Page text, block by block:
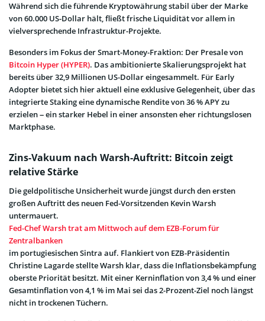
Während sich die führende Kryptowährung stabil über der Marke
von 60.000 US-Dollar hält, fließt frische Liquidität vor allem in
vielversprechende Infrastruktur-Projekte.
Besonders im Fokus der Smart-Money-Fraktion: Der Presale von
Bitcoin Hyper (HYPER). Das ambitionierte Skalierungsprojekt hat
bereits über 32,9 Millionen US-Dollar eingesammelt. Für Early
Adopter bietet sich hier aktuell eine exklusive Gelegenheit, über das
integrierte Staking eine dynamische Rendite von 36 % APY zu
erzielen – ein starker Hebel in einer ansonsten eher richtungslosen
Marktphase.
Zins-Vakuum nach Warsh-Auftritt: Bitcoin zeigt
relative Stärke
Die geldpolitische Unsicherheit wurde jüngst durch den ersten
großen Auftritt des neuen Fed-Vorsitzenden Kevin Warsh
untermauert.
Fed-Chef Warsh trat am Mittwoch auf dem EZB-Forum für
Zentralbanken
im portugiesischen Sintra auf. Flankiert von EZB-Präsidentin
Christine Lagarde stellte Warsh klar, dass die Inflationsbekämpfung
oberste Priorität besitzt. Mit einer Kerninflation von 3,4 % und einer
Gesamtinflation von 4,1 % im Mai sei das 2-Prozent-Ziel noch längst
nicht in trockenen Tüchern.